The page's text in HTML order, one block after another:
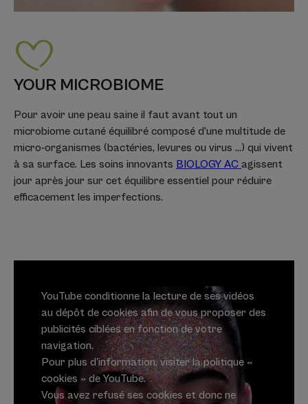
YOUR MICROBIOME
Pour avoir une peau saine il faut avant tout un
microbiome cutané équilibré composé d’une multitude de
micro-organismes (bactéries, levures ou virus …) qui vivent
à sa surface. Les soins innovants BIOLOGY AC agissent
jour après jour sur cet équilibre essentiel pour réduire
efficacement les imperfections.
YouTube conditionne la lecture de ses vidéos
au dépôt de cookies afin de vous proposer des
publicités ciblées en fonction de votre
navigation.
Pour plus d'information, visiter la politique «
cookies » de YouTube.
Vous avez refusé ses cookies et donc ne